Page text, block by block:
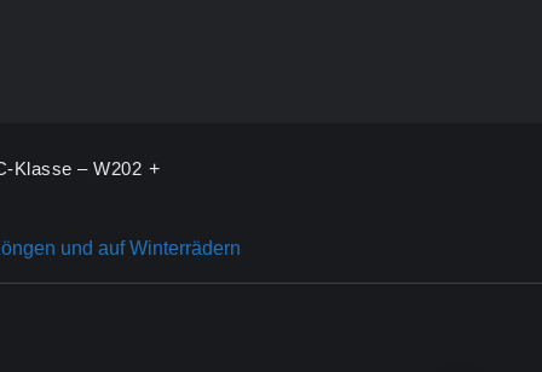
Klasse – W202
und auf Winterrädern